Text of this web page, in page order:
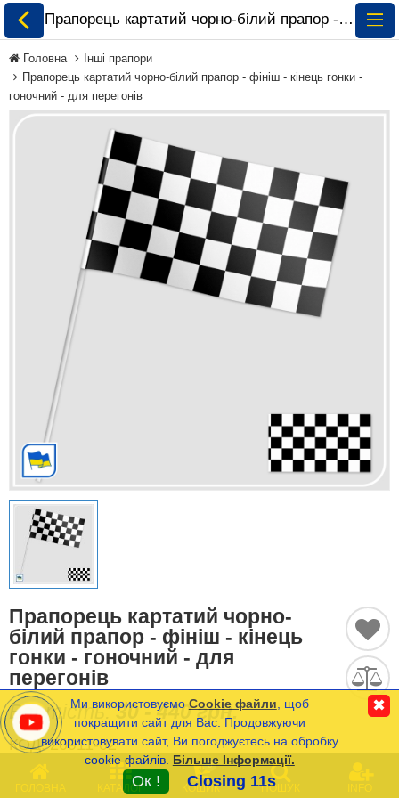
Всі Прапори
Прапори України
Прапори Світу за
Континентами
Прапори на
Замовлення
Прапори Міжнародних
Організацій
Етнічні Прапори
Прапори США (штатів)
Інші прапори
Порівняти
Список
(0)
Часті Питання (FAQ)
Оплата та Доставка
ГОЛОВНА КАТАЛОГ
0
КОШИК ПОШУК INFO
Прапорець картатий чорно-білий прапор - фініш - кінець гонки - гоночний - для перегонів замовити і купити 🏁 ePrapor.com.ua
Головна
Інші прапори
Прапорець картатий чорно-білий прапор - фініш - кінець гонки -
гоночний - для перегонів
Прапорець картатий чорно-
білий прапор - фініш - кінець
гонки - гоночний - для
перегонів
Вартість:30 - 440 грн.
КОД:20911-02
ВИГОТОВЛЕННЯ 1-2 Р.ДНІ
РОЗРАХУНКОВА ДАТА ВІДПРАВКИ: 10-
Ми використовуємо Cookie файли , щоб
покращити сайт для Вас. Продовжуючи
використовувати сайт, Ви погоджуєтесь на обробку
cookie файлів. Більше Інформації.
Ок ! Closing 11s
✖